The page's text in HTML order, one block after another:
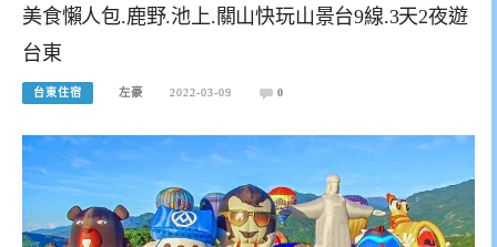
美食懶人包.鹿野.池上.關山快玩山景台9線.3天2夜遊
台東
台東住宿 左豪 2022-03-09 0